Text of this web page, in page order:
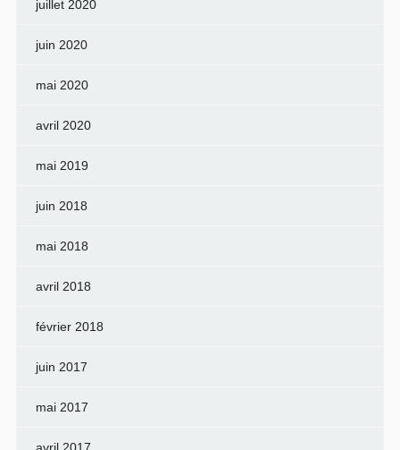
juillet 2020
juin 2020
mai 2020
avril 2020
mai 2019
juin 2018
mai 2018
avril 2018
février 2018
juin 2017
mai 2017